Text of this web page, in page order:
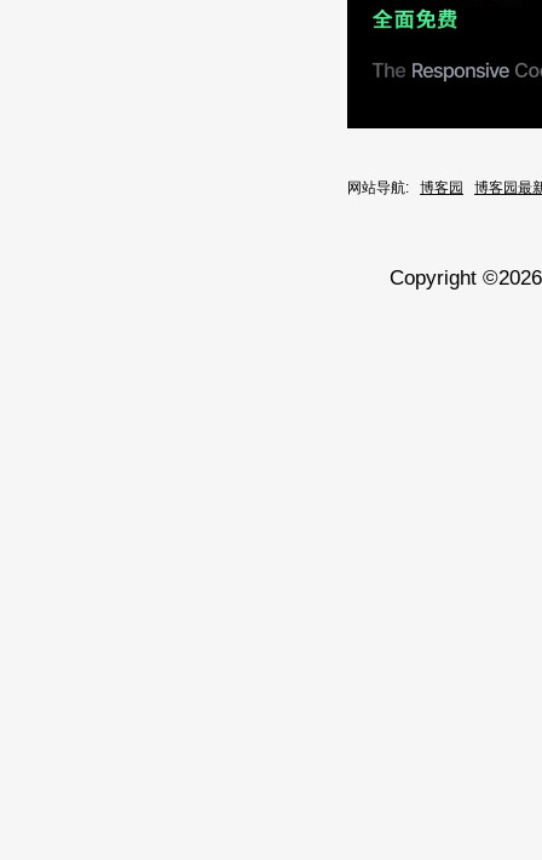
网站导航: 博客园 博客园最
Copyright